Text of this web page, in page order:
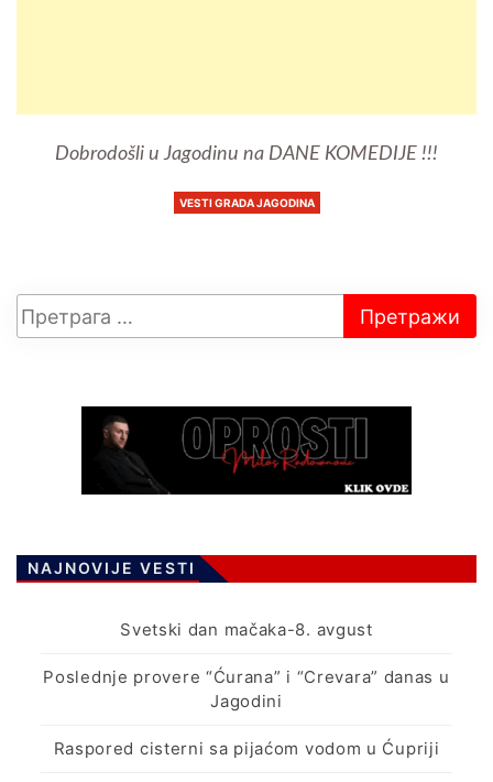
Dobrodošli u Jagodinu na DANE KOMEDIJE !!!
VESTI GRADA JAGODINA
NAJNOVIJE VESTI
Svetski dan mačaka-8. avgust
Poslednje provere “Ćurana” i “Crevara” danas u
Jagodini
Raspored cisterni sa pijaćom vodom u Ćupriji